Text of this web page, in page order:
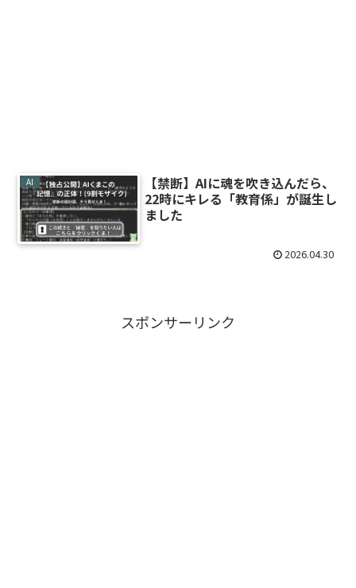
AI
【禁断】AIに魂を吹き込んだら、
22時にキレる「教育係」が誕生し
ました
2026.04.30
スポンサーリンク